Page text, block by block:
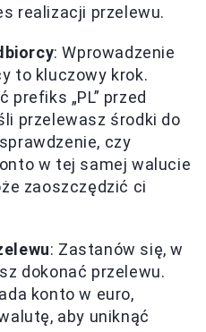
realizacji przelewu.
: Wprowadzenie
to kluczowy krok.
prefiks „PL” przed
przelewasz środki do
czy
w tej samej walucie
zaoszczędzić ci
: Zastanów się, w
dokonać przelewu.
konto w euro,
aby uniknąć